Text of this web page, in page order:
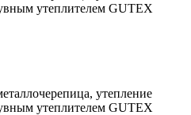
утеплителем GUTEX
утепление
утеплителем GUTEX